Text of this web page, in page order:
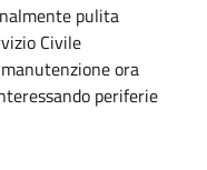
pulita
Civile
ora
periferie